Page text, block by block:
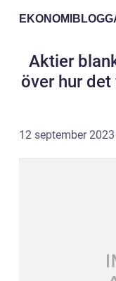
Aktier
över hur
12 september 2023